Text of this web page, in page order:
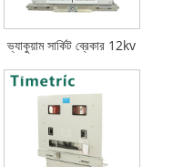
ভ্যাকুয়াম সার্কিট ব্রেকার 12kv